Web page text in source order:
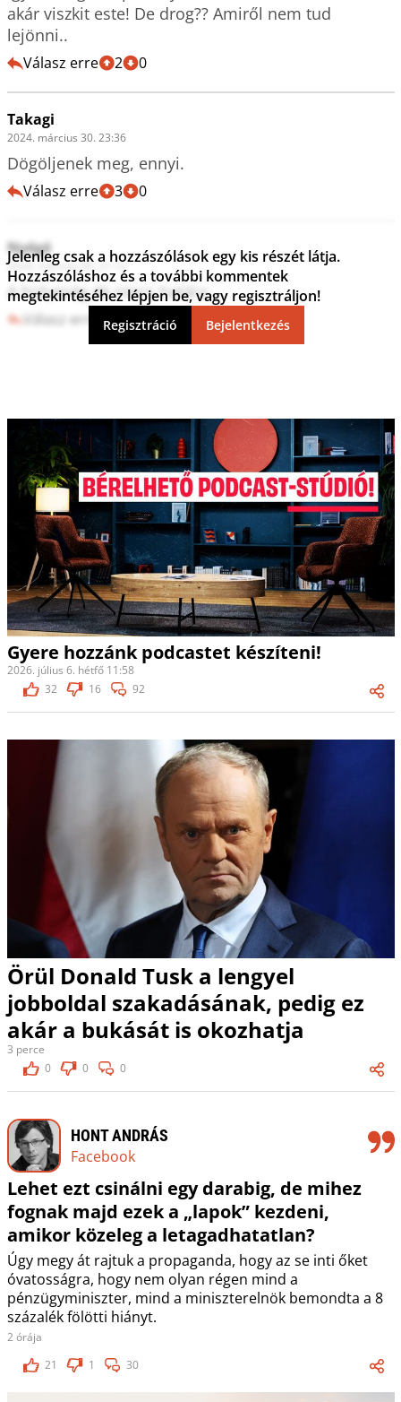
akár viszkit este! De drog?? Amiről nem tud
lejönni..
Válasz erre 2 0
Takagi
2024. március 30. 23:36
Válasz erre 3 0
Nyégé
2024. március 30. 21:12
A hülyeség ék nincs határa...
Válasz erre 0 0
Jelenleg csak a hozzászólások egy kis részét látja.
Hozzászóláshoz és a további kommentek
megtekintéséhez lépjen be, vagy regisztráljon!
Regisztráció Bejelentkezés
Gyere hozzánk podcastet készíteni!
2026. július 6. hétfő 11:58
32
16 92
Örül Donald Tusk a lengyel
jobboldal szakadásának, pedig ez
akár a bukását is okozhatja
3 perce
0
0 0
HONT ANDRÁS
Facebook
Lehet ezt csinálni egy darabig, de mihez
fognak majd ezek a „lapok” kezdeni,
amikor közeleg a letagadhatatlan?
Úgy megy át rajtuk a propaganda, hogy az se inti őket
óvatosságra, hogy nem olyan régen mind a
pénzügyminiszter, mind a miniszterelnök bemondta a 8
százalék fölötti hiányt.
2 órája
21
1 30